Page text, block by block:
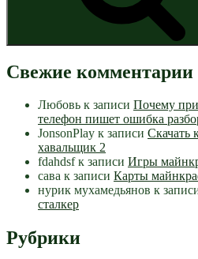
Свежие комментарии
Любовь к записи Почему
телефон пишет ошибка
JonsonPlay к записи Скачать
хавальщик 2
fdahdsfк записи Игры
сава к записи Карты
нурик мухамедьянов к
сталкер
Рубрики